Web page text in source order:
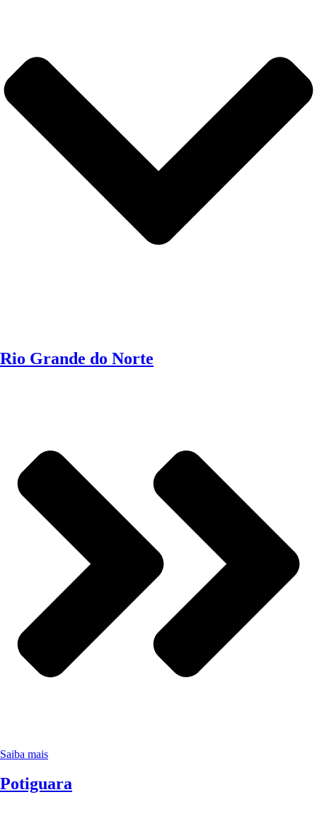
Rio Grande do Norte
Saiba mais
Potiguara